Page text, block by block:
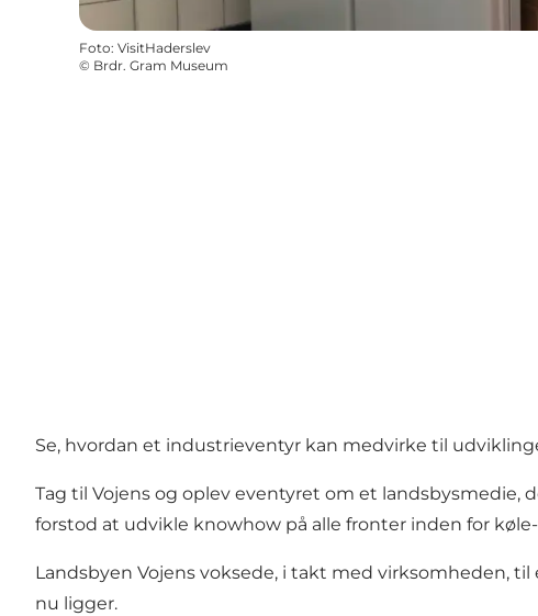
Foto: VisitHaderslev
© Brdr. Gram Museum
Se, hvordan et industrieventyr kan medvirke til
Tag til Vojens og oplev eventyret om et landsbysmedie,
forstod at udvikle knowhow på alle fronter inden for
Landsbyen Vojens voksede, i takt med virksomheden,
nu ligger.